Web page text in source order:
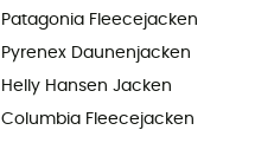
Patagonia Fleecejacken
Pyrenex Daunenjacken
Helly Hansen Jacken
Columbia Fleecejacken